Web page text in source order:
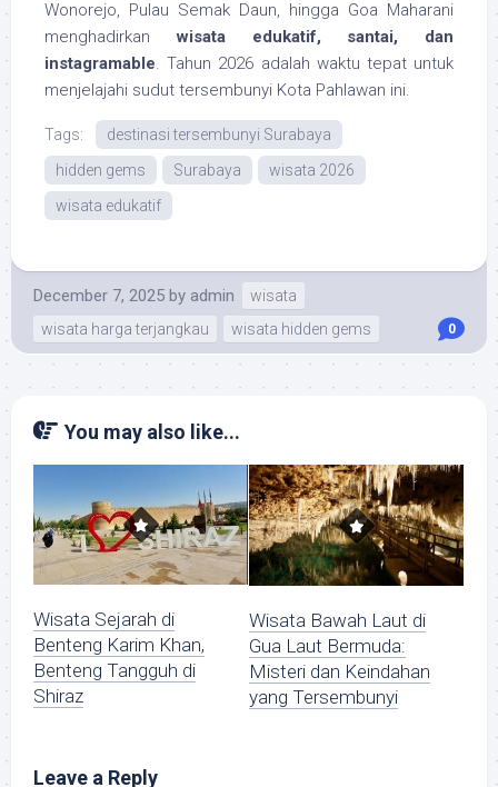
Wonorejo, Pulau Semak Daun, hingga Goa Maharani
menghadirkanwisata edukatif, santai, dan
instagramable. Tahun 2026 adalah waktu tepat untuk
menjelajahi sudut tersembunyi Kota Pahlawan ini.
Tags:
destinasi tersembunyi Surabaya
hidden gems
Surabaya
wisata 2026
wisata edukatif
December 7, 2025 by admin
wisata
wisata harga terjangkau
wisata hidden gems 0
You may also like...
Wisata Sejarah di
Benteng Karim Khan,
Benteng Tangguh di
Shiraz
Wisata Bawah Laut di
Gua Laut Bermuda:
Misteri dan Keindahan
yang Tersembunyi
Leave a Reply